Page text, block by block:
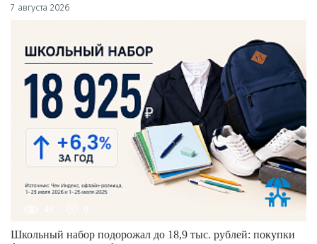
7 августа 2026
Школьный набор подорожал до 18,9 тыс. рублей: покупки